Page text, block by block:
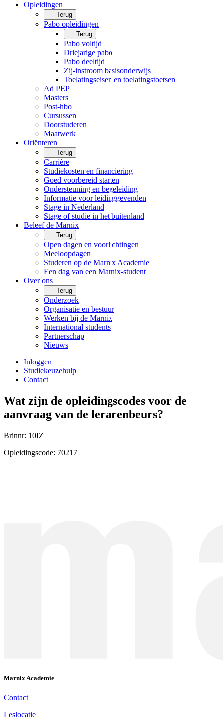
Opleidingen
Terug
Pabo opleidingen
Terug
Pabo voltijd
Driejarige pabo
Pabo deeltijd
Zij-instroom basisonderwijs
Toelatingseisen en toelatingstoetsen
Ad PEP
Masters
Post-hbo
Cursussen
Doorstuderen
Maatwerk
Oriënteren
Terug
Carrière
Studiekosten en financiering
Goed voorbereid starten
Ondersteuning en begeleiding
Informatie voor leidinggevenden
Stage in Nederland
Stage of studie in het buitenland
Beleef de Marnix
Terug
Open dagen en voorlichtingen
Meeloopdagen
Studeren op de Marnix Academie
Een dag van een Marnix-student
Over ons
Terug
Onderzoek
Organisatie en bestuur
Werken bij de Marnix
International students
Partnerschap
Nieuws
Inloggen
Studiekeuzehulp
Contact
Wat zijn de opleidingscodes voor de
aanvraag van de lerarenbeurs?
Brinnr: 10IZ
Opleidingscode: 70217
Marnix Academie
Contact
Leslocatie